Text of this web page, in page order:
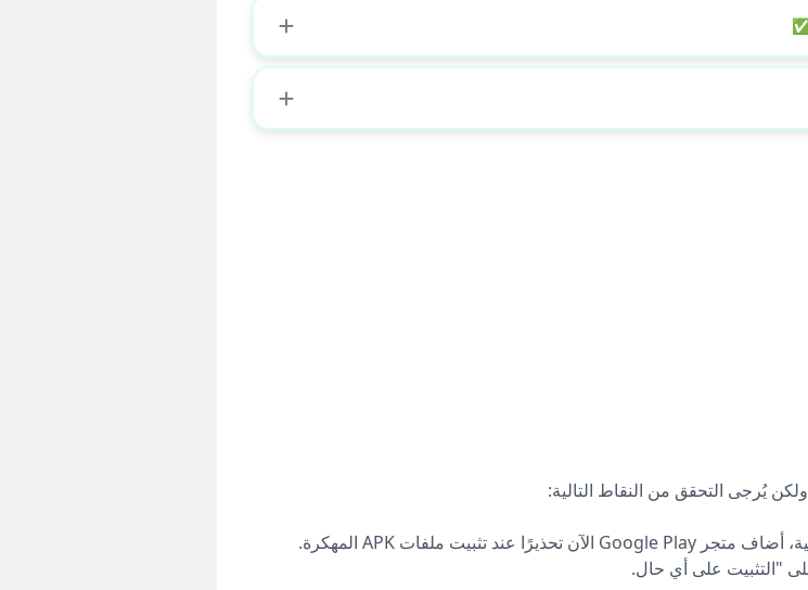
ولكن يُرجى التحقق من النقاط التالية:
لمنع المستخدمين من تثبيت ملفات APK من مصادر خارجية، أضاف متجر Google Play الآن تحذيرًا عند تثبيت ملفات APK المهكرة.